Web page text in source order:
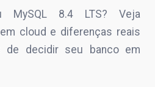
MySQL 8.4 LTS? Veja
cloud e diferenças reais
de decidir seu banco em